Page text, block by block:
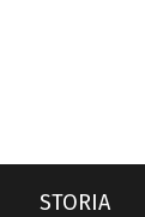
STORIA